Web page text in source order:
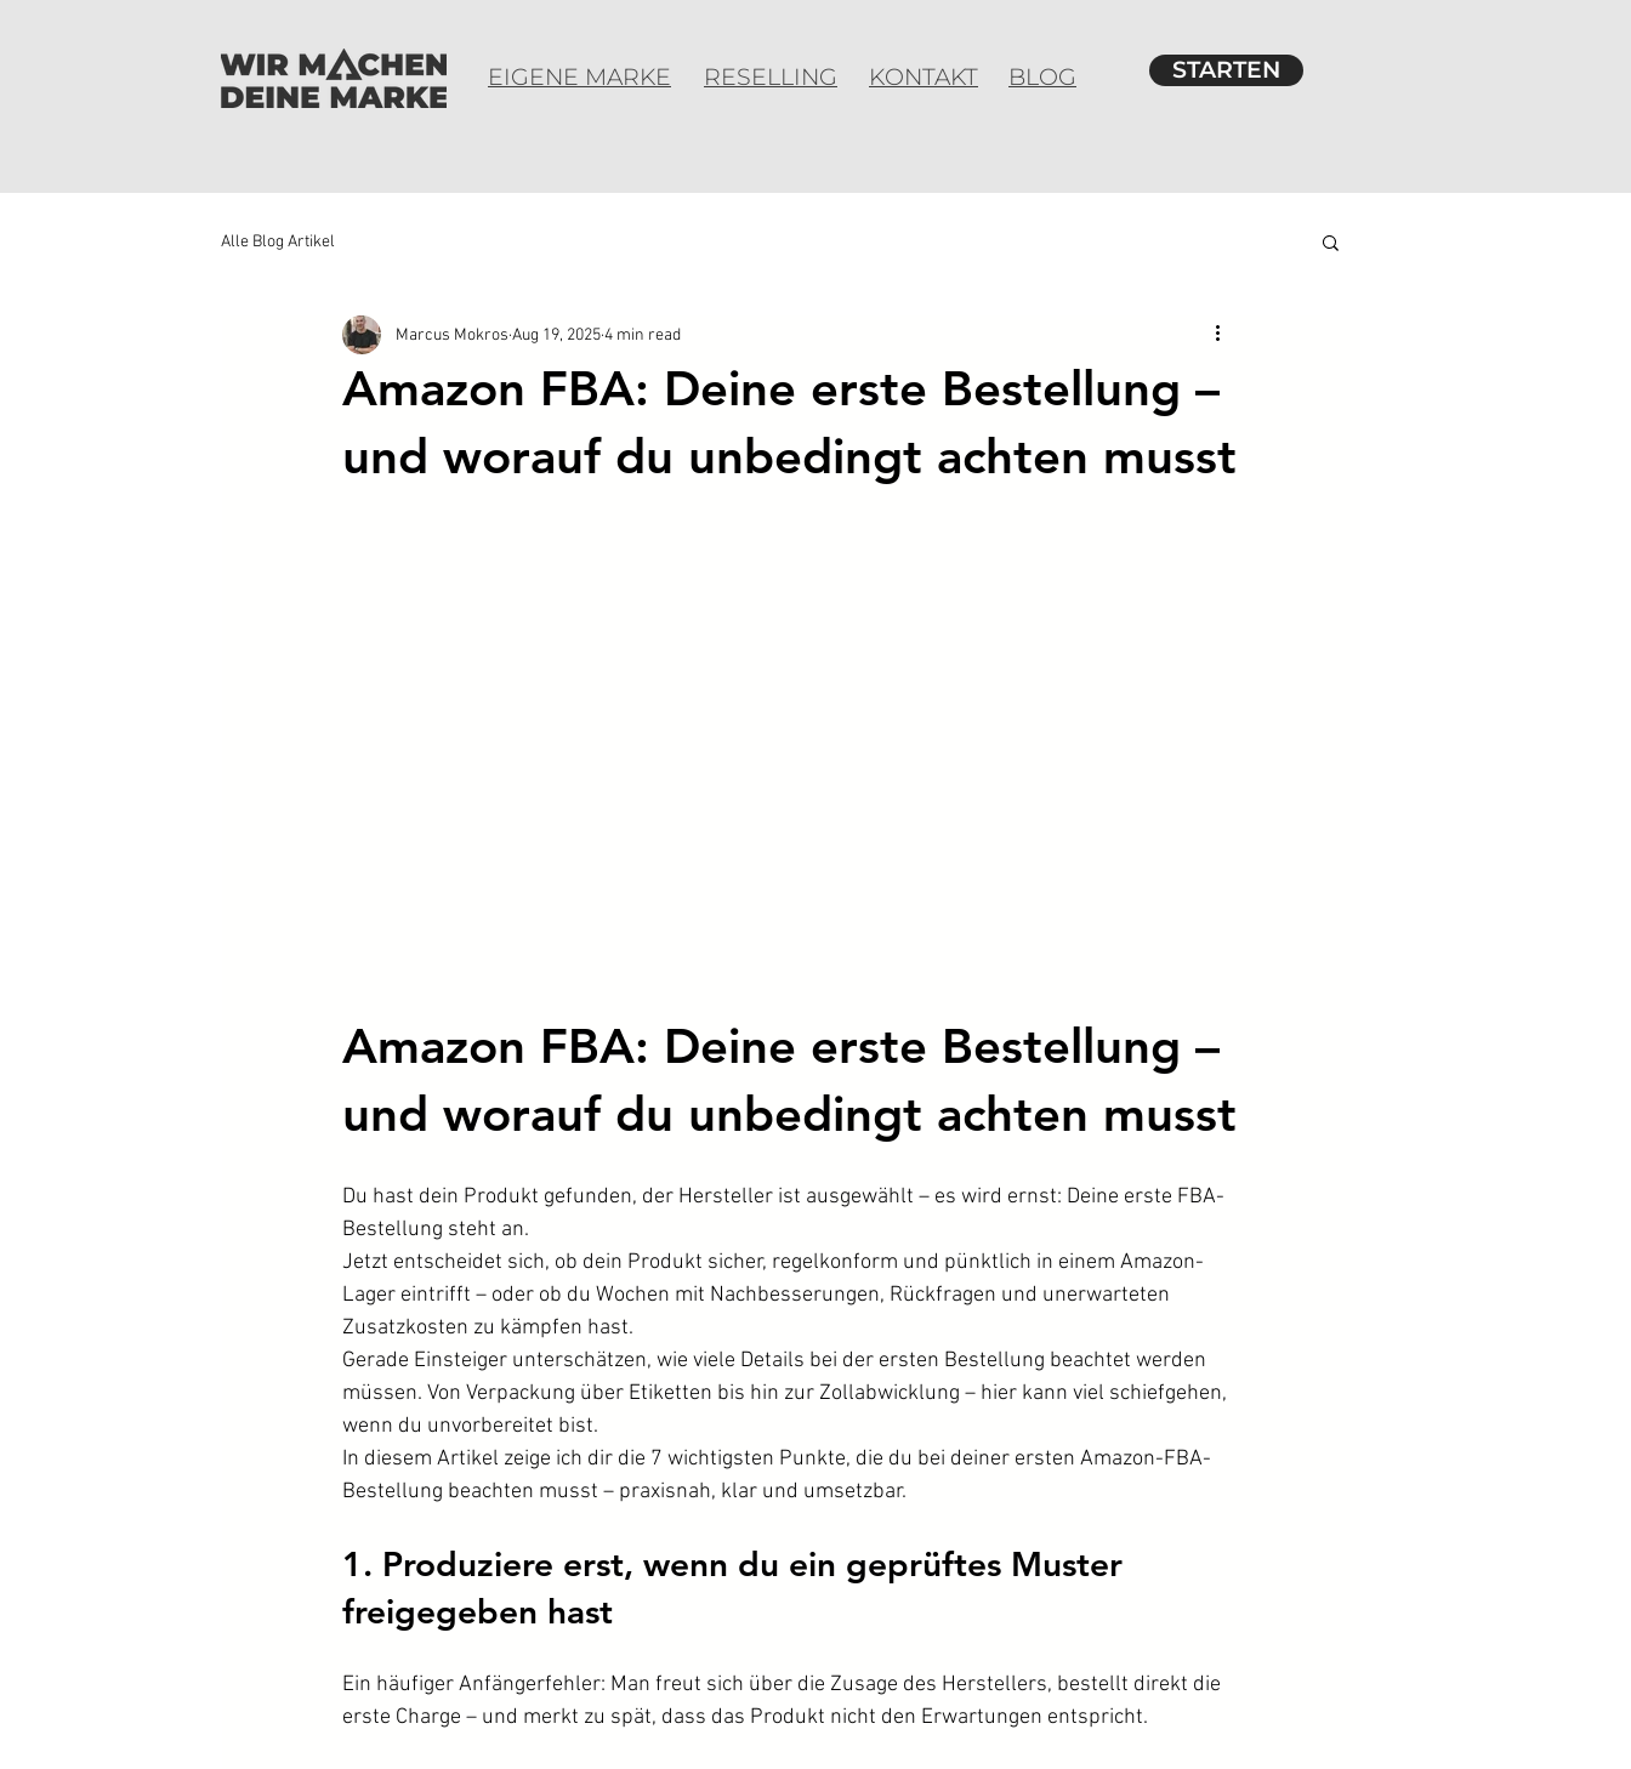
EIGENE MARKE RESELLING KONTAKT STARTEN
BLOG
Alle Blog Artikel
Amazon FBA: Deine erste Bestellung –
und worauf du unbedingt achten musst
Marcus Mokros Aug 19, 20254 min read
Amazon FBA: Deine erste Bestellung –
und worauf du unbedingt achten musst
Du hast dein Produkt gefunden, der Hersteller ist ausgewählt – es wird ernst: Deine erste FBA-
Bestellung steht an.
Jetzt entscheidet sich, ob dein Produkt sicher, regelkonform und pünktlich in einem Amazon-
Lager eintrifft – oder ob du Wochen mit Nachbesserungen, Rückfragen und unerwarteten
Zusatzkosten zu kämpfen hast.
Gerade Einsteiger unterschätzen, wie viele Details bei der ersten Bestellung beachtet werden
müssen. Von Verpackung über Etiketten bis hin zur Zollabwicklung – hier kann viel schiefgehen,
wenn du unvorbereitet bist.
In diesem Artikel zeige ich dir die 7 wichtigsten Punkte, die du bei deiner ersten Amazon-FBA-
Bestellung beachten musst – praxisnah, klar und umsetzbar.
1. Produziere erst, wenn du ein geprüftes Muster
freigegeben hast
Ein häufiger Anfängerfehler: Man freut sich über die Zusage des Herstellers, bestellt direkt die
erste Charge – und merkt zu spät, dass das Produkt nicht den Erwartungen entspricht.